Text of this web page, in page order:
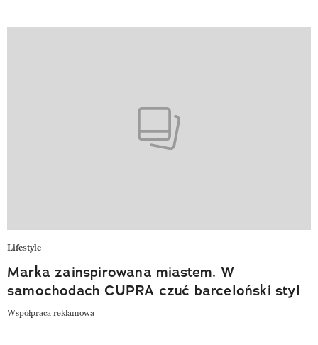
Lifestyle
Marka zainspirowana miastem. W
samochodach CUPRA czuć barceloński styl
Współpraca reklamowa